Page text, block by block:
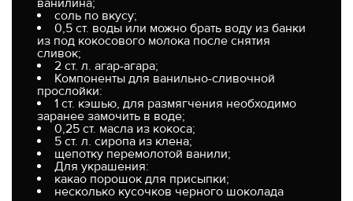
ванилина;
соль по вкусу;
0,5 ст. воды или можно брать воду из банки
из под кокосового молока после снятия
сливок;
2 ст. л. агар-агара;
Компоненты для ванильно-сливочной
прослойки:
1 ст. кэшью, для размягчения необходимо
заранее замочить в воде;
0,25 ст. масла из кокоса;
5 ст. л. сиропа из клена;
щепотку перемолотой ванили;
Для украшения:
какао порошок для присыпки;
несколько кусочков черного шоколада